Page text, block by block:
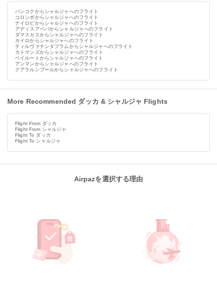
バンコクからシャルジャへのフライト
コロンボからシャルジャへのフライト
ナイロビからシャルジャへのフライト
アディスアベバからシャルジャへのフライト
ダマスカスからシャルジャへのフライト
カイロからシャルジャへのフライト
ティルヴァナンタプラムからシャルジャへのフライト
カトマンズからシャルジャへのフライト
ベイルートからシャルジャへのフライト
アンマンからシャルジャへのフライト
クアラルンプールからシャルジャへのフライト
More Recommended ダッカ & シャルジャ Flights
Flight From ダッカ
Flight From シャルジャ
Flight To ダッカ
Flight To シャルジャ
Airpazを選択する理由